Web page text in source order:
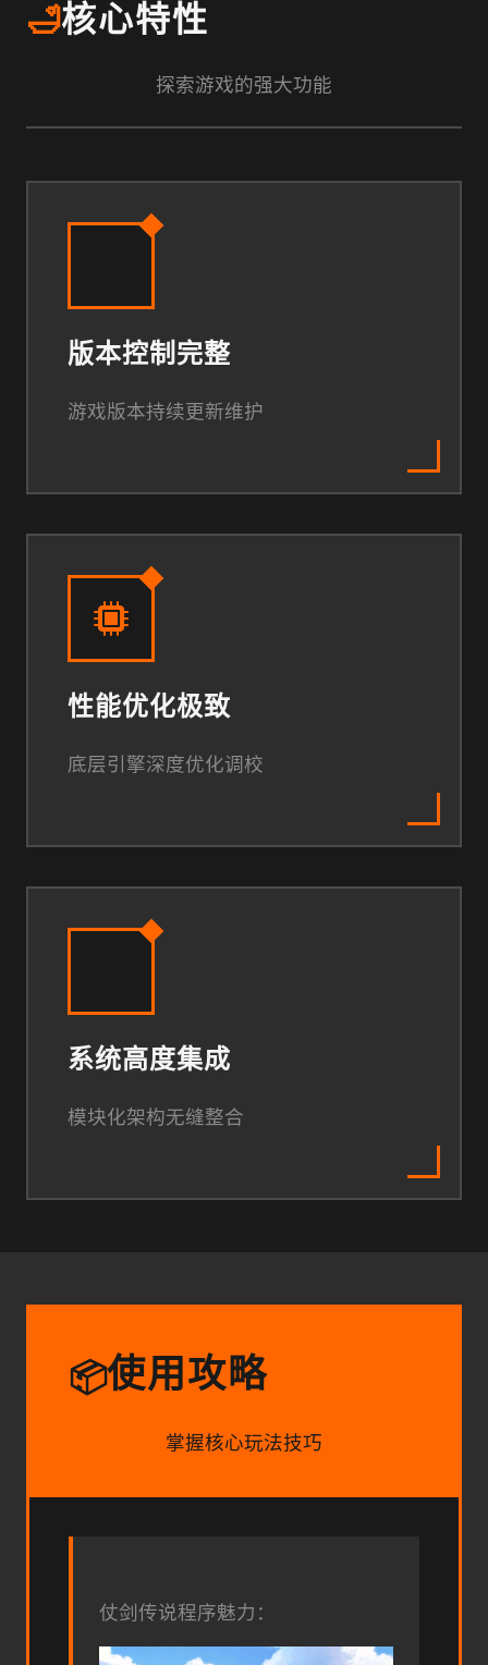
🛁核心特性
探索游戏的强大功能
版本控制完整
游戏版本持续更新维护
性能优化极致
底层引擎深度优化调校
系统高度集成
模块化架构无缝整合
📦使用攻略
掌握核心玩法技巧
仗剑传说程序魅力：